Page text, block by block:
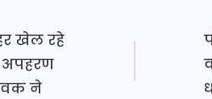
खेल रहे
ने